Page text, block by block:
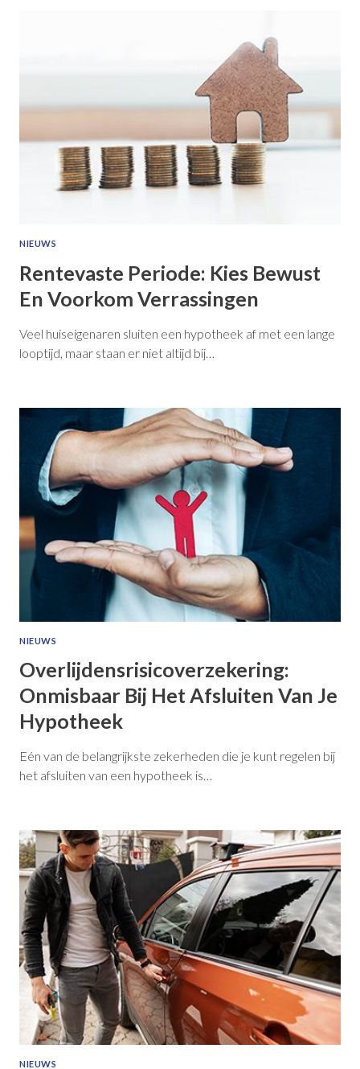
NIEUWS
Rentevaste Periode: Kies Bewust
En Voorkom Verrassingen
Veel huiseigenaren sluiten een hypotheek af met een lange
looptijd, maar staan er niet altijd bij…
NIEUWS
Overlijdensrisicoverzekering:
Onmisbaar Bij Het Afsluiten Van Je
Hypotheek
Eén van de belangrijkste zekerheden die je kunt regelen bij
het afsluiten van een hypotheek is…
NIEUWS